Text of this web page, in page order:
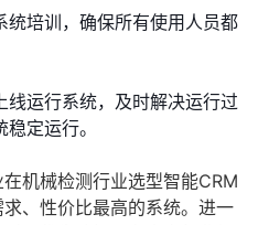
统培训，确保所有使用人员都
线运行系统，及时解决运行过
定运行。
机械检测行业选型智能CRM
、性价比最高的系统。进一